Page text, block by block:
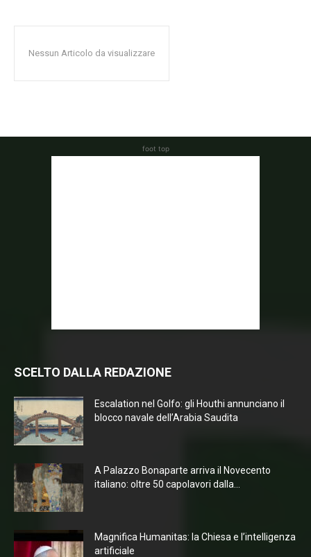
Nessun Articolo da visualizzare
foot top
SCELTO DALLA REDAZIONE
Escalation nel Golfo: gli Houthi annunciano il
blocco navale dell’Arabia Saudita
A Palazzo Bonaparte arriva il Novecento
italiano: oltre 50 capolavori dalla...
Magnifica Humanitas: la Chiesa e l’intelligenza
artificiale